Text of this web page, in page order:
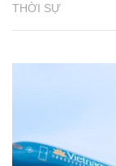
THỜI SỰ